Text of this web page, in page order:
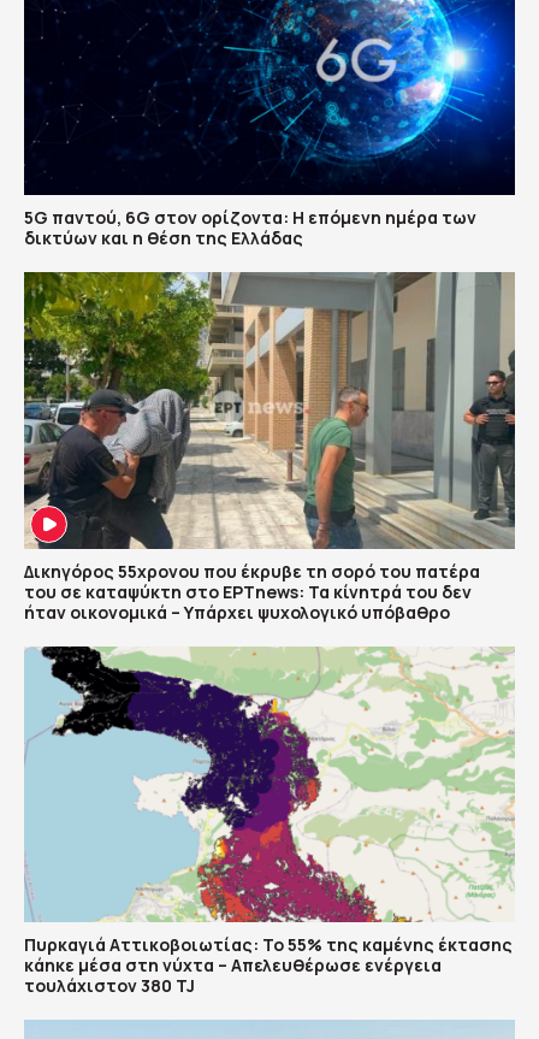
5G παντού, 6G στον ορίζοντα: Η επόμενη ημέρα των
δικτύων και η θέση της Ελλάδας
Δικηγόρος 55χρονου που έκρυβε τη σορό του πατέρα
του σε καταψύκτη στο ΕΡΤnews: Τα κίνητρά του δεν
ήταν οικονομικά – Υπάρχει ψυχολογικό υπόβαθρο
Πυρκαγιά Αττικοβοιωτίας: Το 55% της καμένης έκτασης
κάηκε μέσα στη νύχτα – Απελευθέρωσε ενέργεια
τουλάχιστον 380 TJ